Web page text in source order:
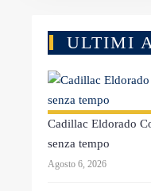
ULTIMI
Cadillac Eldorado
senza tempo
Agosto 6, 2026